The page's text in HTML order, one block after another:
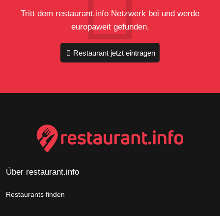
Tritt dem restaurant.info Netzwerk bei und werde
europaweit gefunden.
Restaurant jetzt eintragen
Über restaurant.info
Restaurants finden